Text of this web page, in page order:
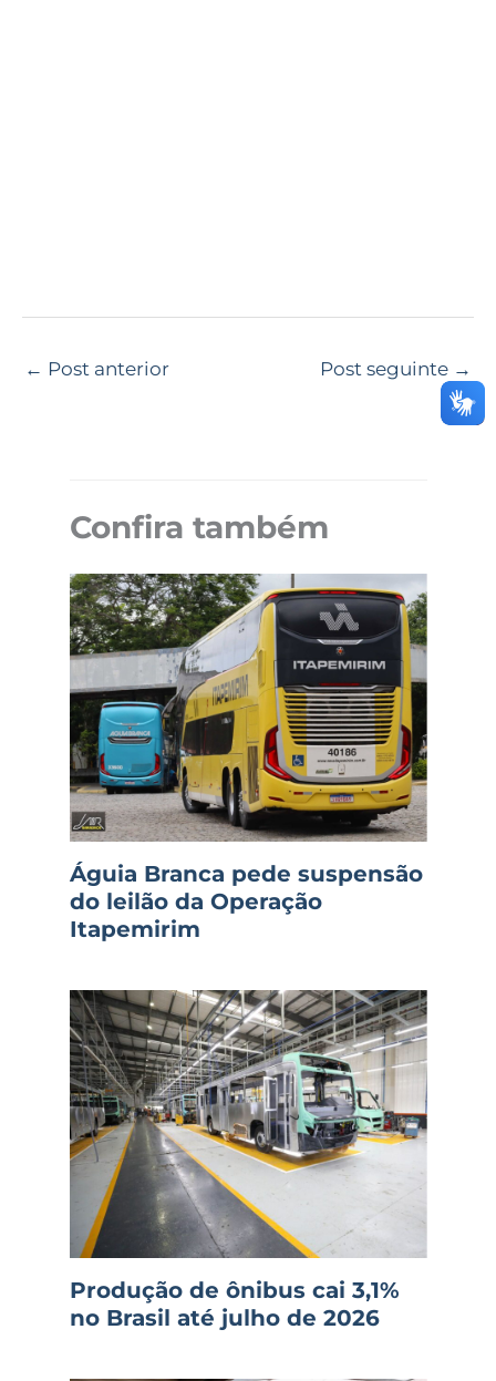
← Post anterior Post seguinte →
Confira também
Águia Branca pede suspensão
do leilão da Operação
Itapemirim
Produção de ônibus cai 3,1%
no Brasil até julho de 2026